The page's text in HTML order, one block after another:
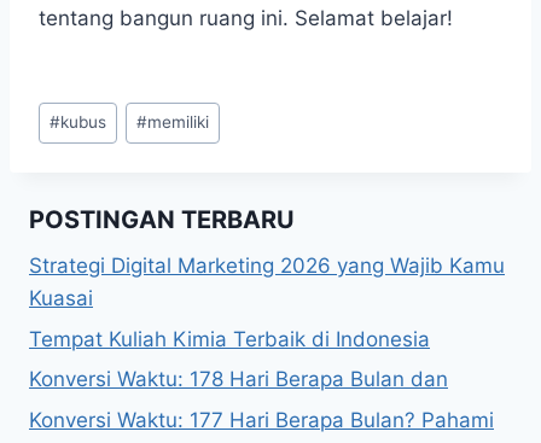
tentang bangun ruang ini. Selamat belajar!
Post
Tags:
#kubus #memiliki
POSTINGAN TERBARU
Strategi Digital Marketing 2026 yang Wajib Kamu
Kuasai
Tempat Kuliah Kimia Terbaik di Indonesia
Konversi Waktu: 178 Hari Berapa Bulan dan
Konversi Waktu: 177 Hari Berapa Bulan? Pahami